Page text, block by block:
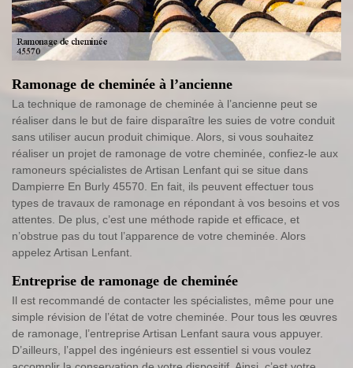
Ramonage de cheminée à l’ancienne
La technique de ramonage de cheminée à l’ancienne peut se
réaliser dans le but de faire disparaître les suies de votre conduit
sans utiliser aucun produit chimique. Alors, si vous souhaitez
réaliser un projet de ramonage de votre cheminée, confiez-le aux
ramoneurs spécialistes de Artisan Lenfant qui se situe dans
Dampierre En Burly 45570. En fait, ils peuvent effectuer tous
types de travaux de ramonage en répondant à vos besoins et vos
attentes. De plus, c’est une méthode rapide et efficace, et
n’obstrue pas du tout l’apparence de votre cheminée. Alors
appelez Artisan Lenfant.
Entreprise de ramonage de cheminée
Il est recommandé de contacter les spécialistes, même pour une
simple révision de l’état de votre cheminée. Pour tous les œuvres
de ramonage, l’entreprise Artisan Lenfant saura vous appuyer.
D’ailleurs, l’appel des ingénieurs est essentiel si vous voulez